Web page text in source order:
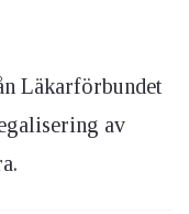
Läkarförbundet
av